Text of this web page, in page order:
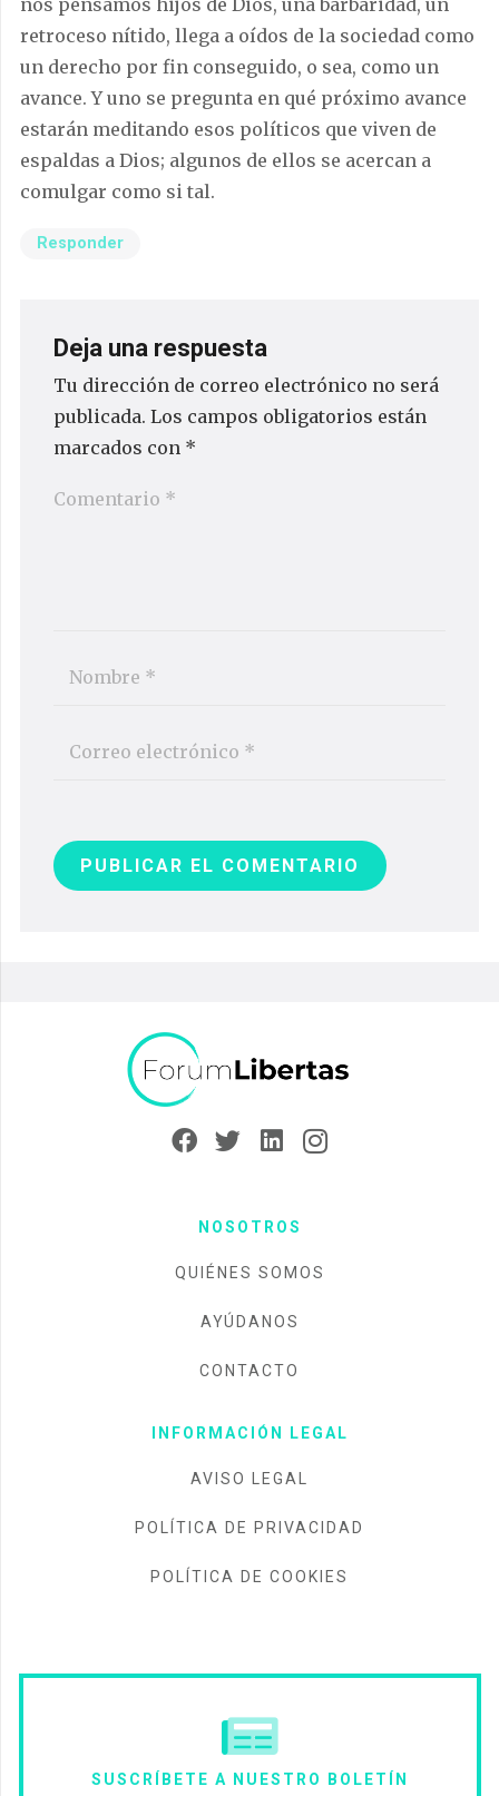
retroceso nítido, llega a oídos de la sociedad como
un derecho por fin conseguido, o sea, como un
avance. Y uno se pregunta en qué próximo avance
estarán meditando esos políticos que viven de
espaldas a Dios; algunos de ellos se acercan a
comulgar como si tal.
Responder
Deja una respuesta
Tu dirección de correo electrónico no será
publicada. Los campos obligatorios están
marcados con *
PUBLICAR EL COMENTARIO
NOSOTROS
QUIÉNES SOMOS
AYÚDANOS
CONTACTO
INFORMACIÓN LEGAL
AVISO LEGAL
POLÍTICA DE PRIVACIDAD
POLÍTICA DE COOKIES
SUSCRÍBETE A NUESTRO BOLETÍN